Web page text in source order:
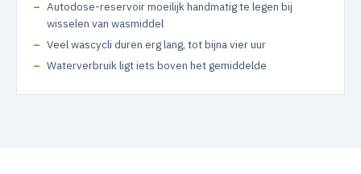
Autodose-reservoir moeilijk handmatig te legen bij
wisselen van wasmiddel
Veel wascycli duren erg lang, tot bijna vier uur
Waterverbruik ligt iets boven het gemiddelde